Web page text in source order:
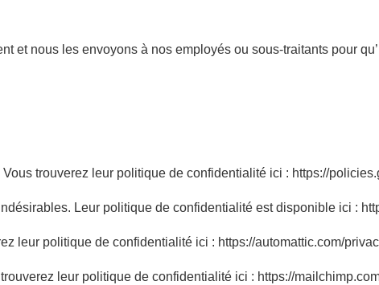
et nous les envoyons à nos employés ou sous-traitants pour
trouverez leur politique de confidentialité ici : https://
Leur politique de confidentialité est disponible ici :
leur politique de confidentialité ici : https://automattic.com/
leur politique de confidentialité ici : https://